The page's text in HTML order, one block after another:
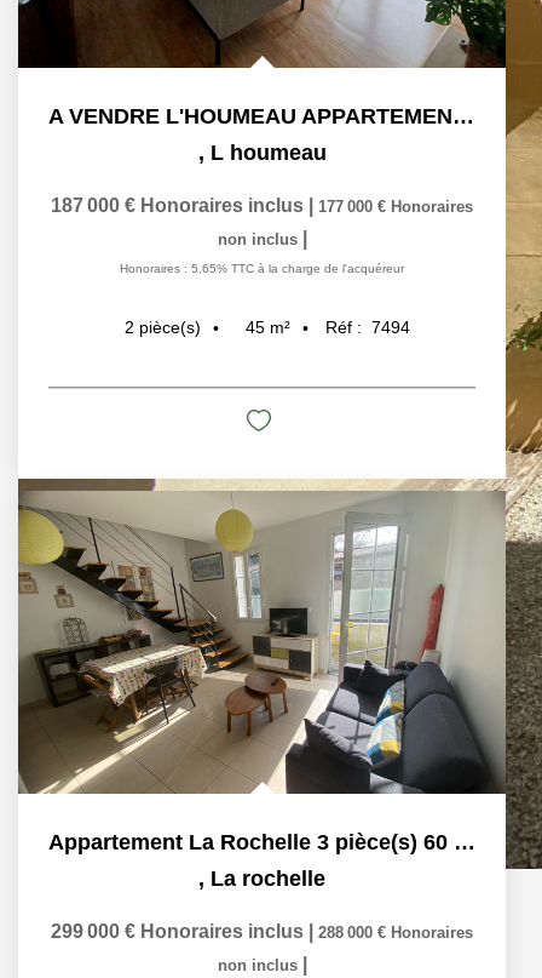
A VENDRE L'HOUMEAU APPARTEMENT 2 PIECES 45 M2 AVEC...
, L houmeau
187 000 € Honoraires inclus 177 000 € Honoraires
non inclus
Honoraires : 5,65% TTC à la charge de l'acquéreur
2 pièce(s) 45 m² Réf : 7494
Appartement La Rochelle 3 pièce(s) 60 m2 , 2 chambres,...
, La rochelle
299 000 € Honoraires inclus 288 000 € Honoraires
non inclus